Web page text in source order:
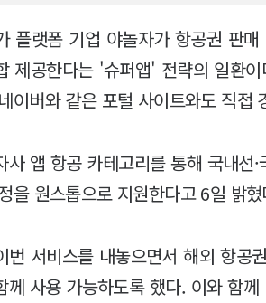
플랫폼 기업 야놀자가 항공권 판
제공한다는 '슈퍼앱' 전략의 일환
이버와 같은 포털 사이트와도 직접
사 앱 항공 카테고리를 통해 국내선
을 원스톱으로 지원한다고 6일 밝혔
번 서비스를 내놓으면서 해외 항
께 사용 가능하도록 했다. 이와 함